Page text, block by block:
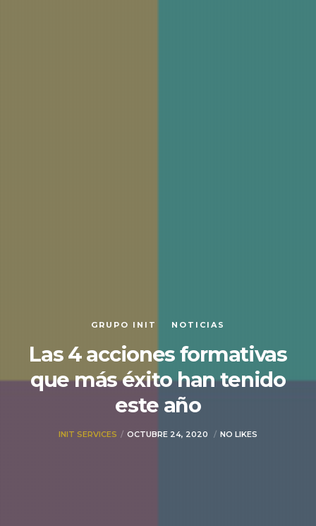
GRUPO INIT NOTICIAS
Las 4 acciones formativas
que más éxito han tenido
este año
INIT SERVICES OCTUBRE 24, 2020 NO LIKES